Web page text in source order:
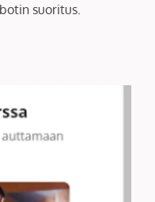
suoritus.